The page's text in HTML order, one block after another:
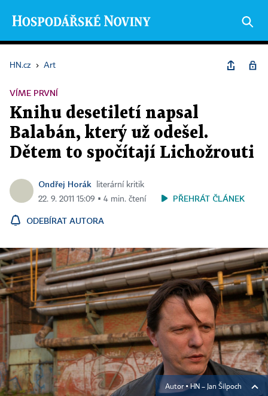
HN.cz › Art
VÍME PRVNÍ
Knihu desetiletí napsal
Balabán, který už odešel.
Dětem to spočítají Lichožrouti
Ondřej Horák
literární kritik
22. 9. 2011 15:09 ▪ 4 min. čtení
PŘEHRÁT ČLÁNEK
ODEBÍRAT AUTORA
Autor ▪HN – Jan Šilpoch